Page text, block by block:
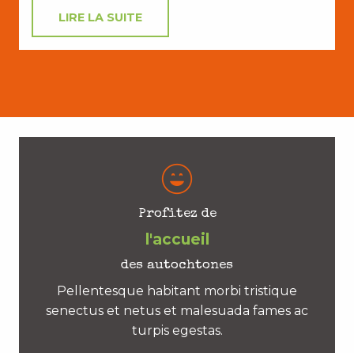
LIRE LA SUITE
Profitez de
l'accueil
des autochtones
Pellentesque habitant morbi tristique
senectus et netus et malesuada fames ac
turpis egestas.